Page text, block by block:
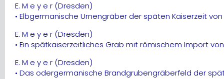
E. M e y e r (Dresden)
• Elbgermanische Urnengräber der späten Kaiserzeit von
E. M e y e r (Dresden)
• Ein spätkaiserzeitliches Grab mit römischem Import von
E. M e y e r (Dresden)
• Das odergermanische Brandgrubengräberfeld der